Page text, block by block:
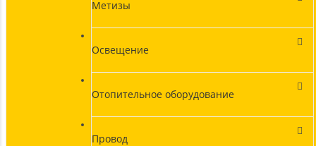
Метизы
Освещение
Отопительное оборудование
Провод